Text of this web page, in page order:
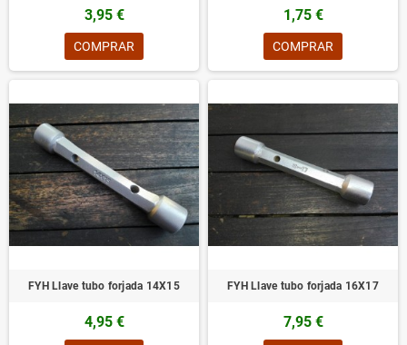
3,95 €
COMPRAR
1,75 €
COMPRAR
FYH Llave tubo forjada 14X15
4,95 €
FYH Llave tubo forjada 16X17
7,95 €